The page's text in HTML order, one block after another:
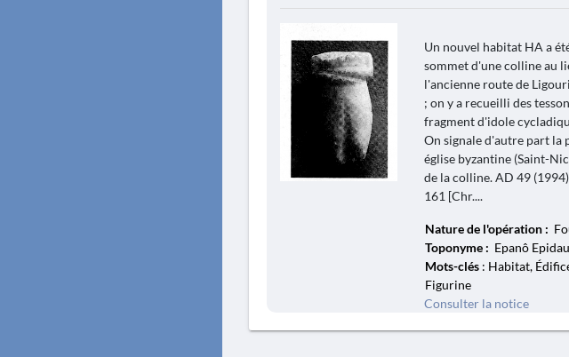
Un nouvel habitat HA a
sommet d'une colline au
l'ancienne route de
; on y a recueilli des
fragment d'idole
On signale d'autre part la
église byzantine (Saint-
de la colline. AD 49
161 [Chr....
Nature de l'opération :
Toponyme : Epanô
Mots-clés: Habitat,
Figurine
Consulter la notice